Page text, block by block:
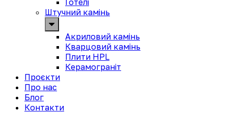
Готелі
Штучний камінь
Акриловий камінь
Кварцовий камінь
Плити HPL
Керамограніт
Проєкти
Про нас
Блог
Контакти